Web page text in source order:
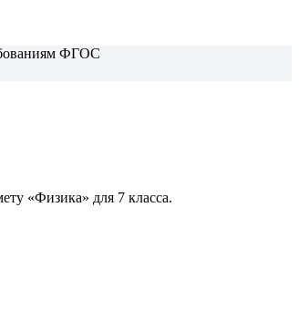
ФГОС
«Физика» для 7 класса.